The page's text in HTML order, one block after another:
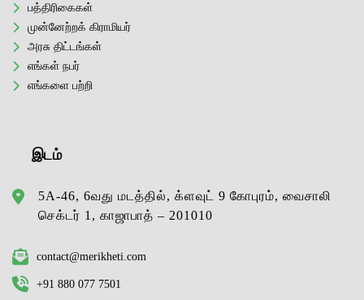
பத்திரிகைகள்
முன்னேற்றக் கிராமியர்
அரசு திட்டங்கள்
எங்கள் நபர்
எங்களை பற்றி
இடம்
5A-46, 6வது மடத்தில், க்ளவுட் 9 கோபுரம், வைசாலி
செக்டர் 1, காஜாபாத் – 201010
contact@merikheti.com
+91 880 077 7501